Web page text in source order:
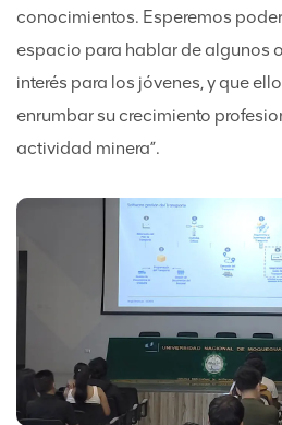
conocimientos. Esperemos
espacio para hablar de algunos
interés para los jóvenes, y que
enrumbar su crecimiento
actividad minera”.